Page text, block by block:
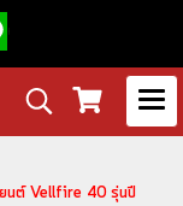
นต์ Vellfire 40 รุ่นปี